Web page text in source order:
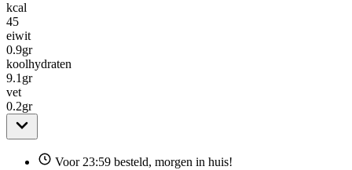
kcal
45
eiwit
0.9gr
koolhydraten
9.1 gr
vet
0.2gr
Voor 23:59 besteld, morgen in huis!